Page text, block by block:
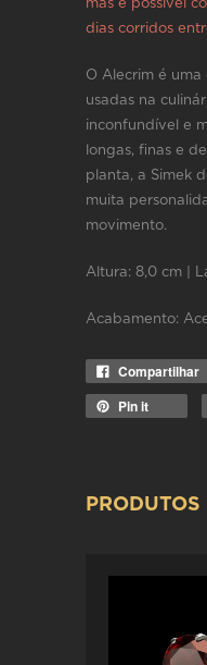
mas é possível
dias corridos
O Alecrim é uma
usadas na
inconfundível e
longas, finas e
planta, a Simek
muita
movimento.
Altura: 8,0 cm |
Acabamento:
Compartilhar
Pin it